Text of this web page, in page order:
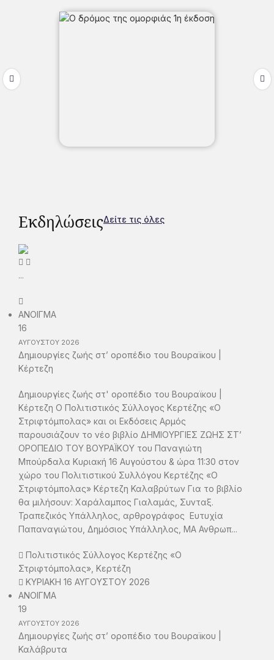
ΕκδηλώσειςΔείτε τις όλες
...
ΑΝΟΙΓΜΑ
16
ΑΥΓΟΥΣΤΟΥ 2026
Δημιουργίες ζωής στ’ οροπέδιο του Βουραϊκου |
Κέρτεζη
Δημιουργίες ζωής στ' οροπέδιο του Βουραϊκου |
Κέρτεζη Ο Πολιτιστικός Σύλλογος Κερτέζης «Ο
Στριφτόμπολας» και οι Εκδόσεις Αρμός
παρουσιάζουν το νέο βιβλίο ΔΗΜΙΟΥΡΓΙΕΣ ΖΩΗΣ ΣΤ’
ΟΡΟΠΕΔΙΟ ΤΟΥ ΒΟΥΡΑΪΚΟΥ του Παναγιώτη
Μπούρδαλα Κυριακή 16 Αυγούστου & ώρα 11:30 στον
χώρο του Πολιτιστικού Συλλόγου Κερτέζης «Ο
Στριφτόμπολας» Κέρτεζη Καλαβρύτων Για το βιβλίο
θα μιλήσουν: Χαράλαμπος Γιαλαμάς, Συνταξ.
Τραπεζικός Υπάλληλος, αρθρογράφος Ευτυχία
Παπαναγιώτου, Δημόσιος Υπάλληλος, ΜΑ Ανθρωπ...
Πολιτιστικός Σύλλογος Κερτέζης «Ο
Στριφτόμπολας», Κερτέζη
ΚΥΡΙΑΚΗ 16 ΑΥΓΟΥΣΤΟΥ 2026
ΑΝΟΙΓΜΑ
19
ΑΥΓΟΥΣΤΟΥ 2026
Δημιουργίες ζωής στ’ οροπέδιο του Βουραϊκου |
Καλάβρυτα